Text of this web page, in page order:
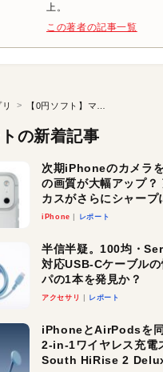
上。
この著者の記事一覧
の新着記事
次期iPhoneのカメラ
の画質が大幅アップ？
カスがさらにシャープ
iPhone レポート
半信半疑。100均・
対応USB-Cケーブル
パの1本を発見か？
アクセサリ レポート
iPhoneとAirPodsを
2-in-1ワイヤレス充電
South HiRise 2